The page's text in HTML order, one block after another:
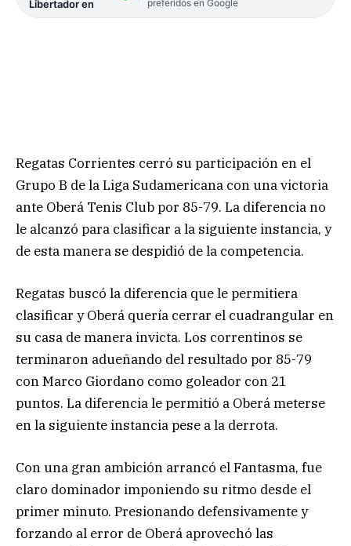
Libertador en
preferidos en Google
Regatas Corrientes cerró su participación en el
Grupo B de la Liga Sudamericana con una victoria
ante Oberá Tenis Club por 85-79. La diferencia no
le alcanzó para clasificar a la siguiente instancia, y
de esta manera se despidió de la competencia.
Regatas buscó la diferencia que le permitiera
clasificar y Oberá quería cerrar el cuadrangular en
su casa de manera invicta. Los correntinos se
terminaron adueñando del resultado por 85-79
con Marco Giordano como goleador con 21
puntos. La diferencia le permitió a Oberá meterse
en la siguiente instancia pese a la derrota.
Con una gran ambición arrancó el Fantasma, fue
claro dominador imponiendo su ritmo desde el
primer minuto. Presionando defensivamente y
forzando al error de Oberá aprovechó las